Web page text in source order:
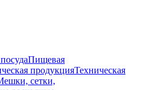
Пищевая
продукцияТехническая
сетки,